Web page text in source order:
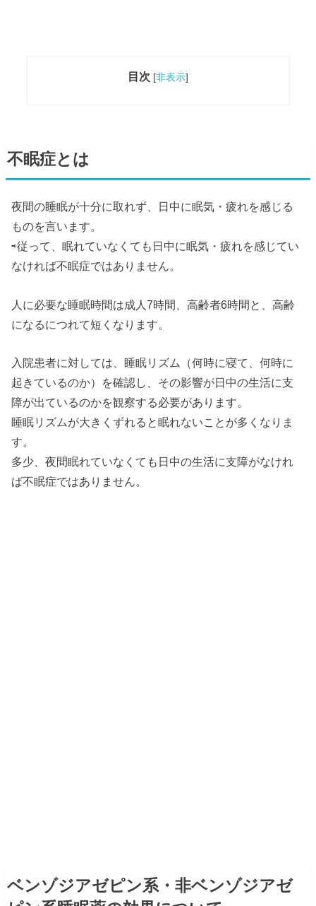
目次 [非表示]
不眠症とは
夜間の睡眠が十分に取れず、日中に眠気・疲れを感じる
ものを言います。
⇨従って、眠れていなくても日中に眠気・疲れを感じてい
なければ不眠症ではありません。
人に必要な睡眠時間は成人7時間、高齢者6時間と、高齢
になるにつれて短くなります。
入院患者に対しては、睡眠リズム（何時に寝て、何時に
起きているのか）を確認し、その影響が日中の生活に支
障が出ているのかを観察する必要があります。
睡眠リズムが大きくずれると眠れないことが多くなりま
す。
多少、夜間眠れていなくても日中の生活に支障がなけれ
ば不眠症ではありません。
ベンゾジアゼピン系・非ベンゾジアゼ